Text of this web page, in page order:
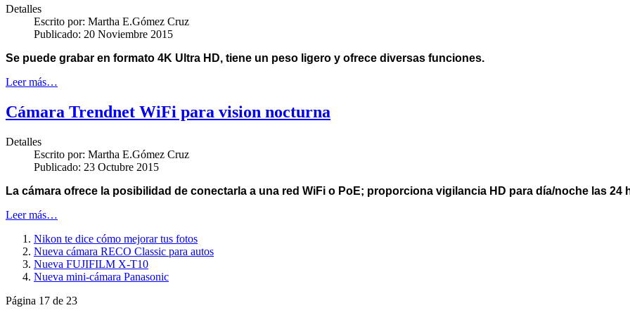
Detalles
Escrito por: Martha E.Gómez Cruz
Publicado: 20 Noviembre 2015
Se puede grabar en formato 4K Ultra HD, tiene un peso ligero y ofrece diversas funciones.
Leer más…
Cámara Trendnet WiFi para vision nocturna
Detalles
Escrito por: Martha E.Gómez Cruz
Publicado: 23 Octubre 2015
La cámara ofrece la posibilidad de conectarla a una red WiFi o PoE; proporciona vigilancia HD para día/noche las 24
Leer más…
Nikon te dice cómo mejorar tus fotos
Nueva cámara RECO Classic para autos
Nueva FUJIFILM X-T10
Nueva mini-cámara Panasonic
Página 17 de 23